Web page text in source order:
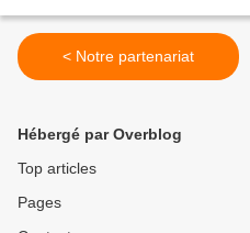
< Notre partenariat
Hébergé par Overblog
Top articles
Pages